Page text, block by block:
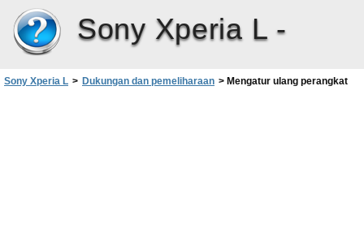
Sony Xperia L -
Sony Xperia L > Dukungan dan pemeliharaan > Mengatur ulang perangkat